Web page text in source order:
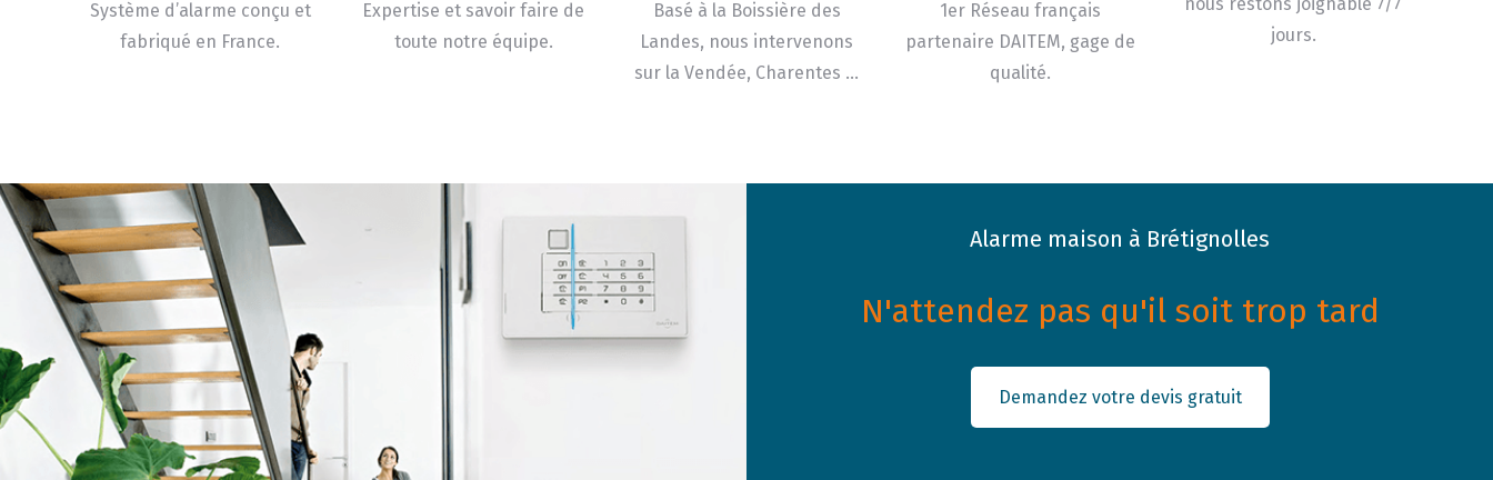
Système d’alarme conçu et
fabriqué en France.
Expertise et savoir faire de
toute notre équipe.
Basé à la Boissière des
Landes, nous intervenons
sur la Vendée, Charentes …
1er Réseau français
partenaire DAITEM, gage de
qualité.
jours.
Alarme maison à Brétignolles
N'attendez pas qu'il soit trop tard
Demandez votre devis gratuit